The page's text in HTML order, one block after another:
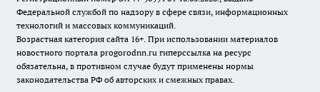
Федеральной службой по надзору в сфере связи, информационных
технологий и массовых коммуникаций.
Возрастная категория сайта 16+. При использовании материалов
новостного портала progorodnn.ru гиперссылка на ресурс
обязательна, в противном случае будут применены нормы
законодательства РФ об авторских и смежных правах.